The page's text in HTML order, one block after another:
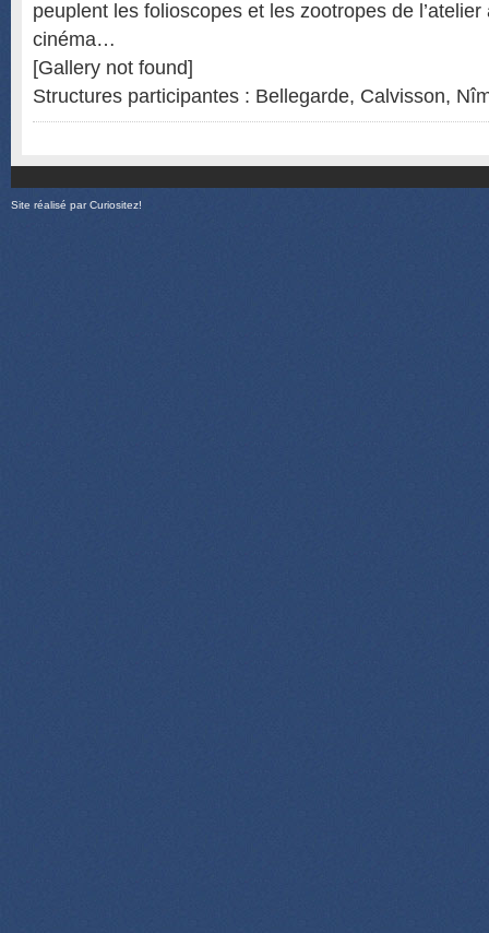
peuplent les folioscopes et les zootropes de l’atelier
cinéma…
[Gallery not found]
Structures participantes : Bellegarde, Calvisson,
Site réalisé parCuriositez!